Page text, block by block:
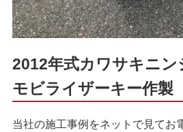
2012年式カワサキニ
モビライザーキー作製
当社の施工事例をネットで見てお